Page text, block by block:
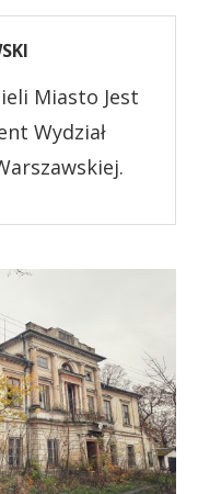
Miasto Jest
Wydział